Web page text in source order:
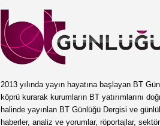
2013 yılında yayın hayatına başlayan BT
köprü kurarak kurumların BT yatırımlarını
halinde yayınlan BT Günlüğü Dergisi ve
haberler, analiz ve yorumlar, röportajlar,